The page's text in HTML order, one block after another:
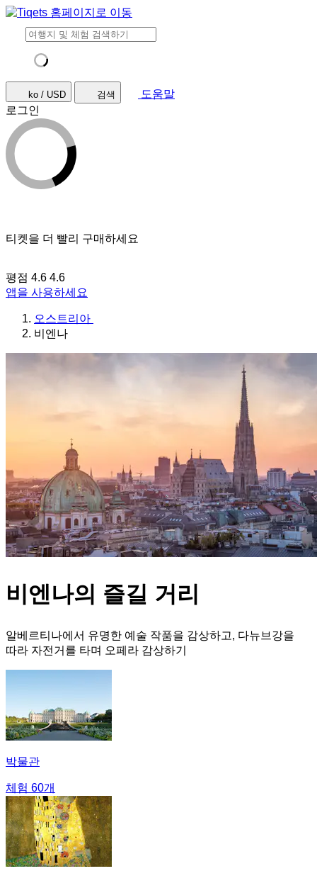
ko / USD 검색
도움말
로그인
티켓을 더 빨리 구매하세요
평점 4.6 4.6
앱을 사용하세요
오스트리아
비엔나
비엔나의 즐길 거리
알베르티나에서 유명한 예술 작품을 감상하고, 다뉴브강을
따라 자전거를 타며 오페라 감상하기
박물관
체험 60개